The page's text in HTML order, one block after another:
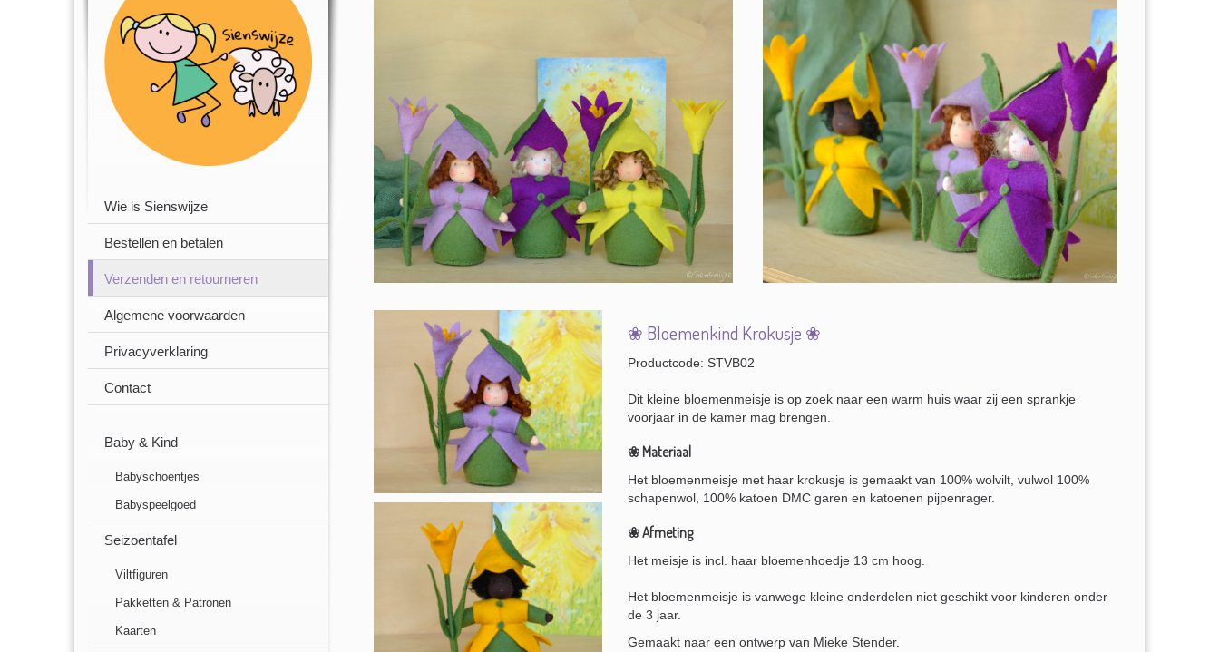
❀ Bloemenkind Krokusje ❀
Productcode: STVB02
Dit kleine bloemenmeisje is op zoek naar een warm huis waar zij een sprankje
voorjaar in de kamer mag brengen.
❀ Materiaal
Het bloemenmeisje met haar krokusje is gemaakt van 100% wolvilt, vulwol 100%
schapenwol, 100% katoen DMC garen en katoenen pijpenrager.
❀ Afmeting
Het meisje is incl. haar bloemenhoedje 13 cm hoog.
Het bloemenmeisje is vanwege kleine onderdelen niet geschikt voor kinderen onder
de 3 jaar.
Gemaakt naar een ontwerp van Mieke Stender.
Wie is Sienswijze
Bestellen en betalen
Verzenden en retourneren
Algemene voorwaarden
Privacyverklaring
Contact
Baby & Kind
Babyschoentjes
Babyspeelgoed
Seizoentafel
Viltfiguren
Pakketten & Patronen
Kaarten